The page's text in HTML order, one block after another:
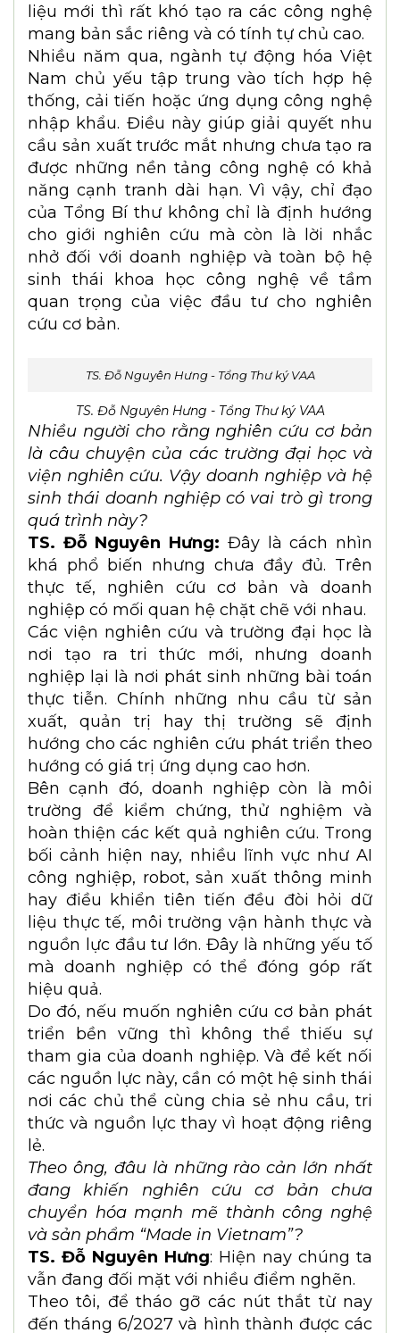
liệu mới thì rất khó tạo ra các công nghệ
mang bản sắc riêng và có tính tự chủ cao.
Nhiều năm qua, ngành tự động hóa Việt
Nam chủ yếu tập trung vào tích hợp hệ
thống, cải tiến hoặc ứng dụng công nghệ
nhập khẩu. Điều này giúp giải quyết nhu
cầu sản xuất trước mắt nhưng chưa tạo ra
được những nền tảng công nghệ có khả
năng cạnh tranh dài hạn. Vì vậy, chỉ đạo
của Tổng Bí thư không chỉ là định hướng
cho giới nghiên cứu mà còn là lời nhắc
nhở đối với doanh nghiệp và toàn bộ hệ
sinh thái khoa học công nghệ về tầm
quan trọng của việc đầu tư cho nghiên
cứu cơ bản.
TS. Đỗ Nguyên Hưng - Tổng Thư ký VAA
TS. Đỗ Nguyên Hưng - Tổng Thư ký VAA
Nhiều người cho rằng nghiên cứu cơ bản
là câu chuyện của các trường đại học và
viện nghiên cứu. Vậy doanh nghiệp và hệ
sinh thái doanh nghiệp có vai trò gì trong
quá trình này?
TS. Đỗ Nguyên Hưng:Đây là cách nhìn
khá phổ biến nhưng chưa đầy đủ. Trên
thực tế, nghiên cứu cơ bản và doanh
nghiệp có mối quan hệ chặt chẽ với nhau.
Các viện nghiên cứu và trường đại học là
nơi tạo ra tri thức mới, nhưng doanh
nghiệp lại là nơi phát sinh những bài toán
thực tiễn. Chính những nhu cầu từ sản
xuất, quản trị hay thị trường sẽ định
hướng cho các nghiên cứu phát triển theo
hướng có giá trị ứng dụng cao hơn.
Bên cạnh đó, doanh nghiệp còn là môi
trường để kiểm chứng, thử nghiệm và
hoàn thiện các kết quả nghiên cứu. Trong
bối cảnh hiện nay, nhiều lĩnh vực như AI
công nghiệp, robot, sản xuất thông minh
hay điều khiển tiên tiến đều đòi hỏi dữ
liệu thực tế, môi trường vận hành thực và
nguồn lực đầu tư lớn. Đây là những yếu tố
mà doanh nghiệp có thể đóng góp rất
hiệu quả.
Do đó, nếu muốn nghiên cứu cơ bản phát
triển bền vững thì không thể thiếu sự
tham gia của doanh nghiệp. Và để kết nối
các nguồn lực này, cần có một hệ sinh thái
nơi các chủ thể cùng chia sẻ nhu cầu, tri